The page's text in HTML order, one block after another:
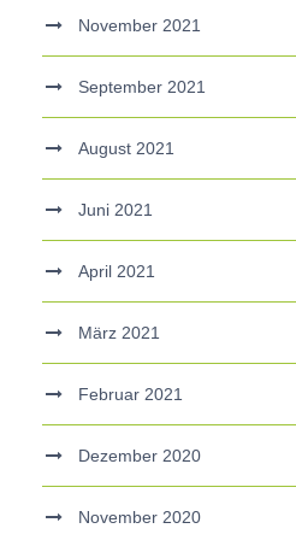
November 2021
September 2021
August 2021
Juni 2021
April 2021
März 2021
Februar 2021
Dezember 2020
November 2020